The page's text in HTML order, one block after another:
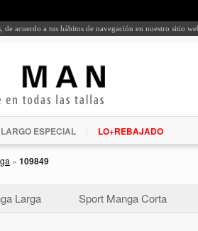
acuerdo a tus hábitos de navegación en nuestro sitio
LARGO ESPECIAL LO+REBAJADO
» 109849
Larga Sport Manga Corta